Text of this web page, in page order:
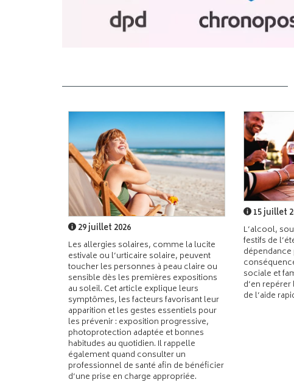
29 juillet 2026
Les allergies solaires, comme la lucite
estivale ou l’urticaire solaire, peuvent
toucher les personnes à peau claire ou
sensible dès les premières expositions
au soleil. Cet article explique leurs
symptômes, les facteurs favorisant leur
apparition et les gestes essentiels pour
les prévenir : exposition progressive,
photoprotection adaptée et bonnes
habitudes au quotidien. Il rappelle
également quand consulter un
professionnel de santé afin de bénéficier
d’une prise en charge appropriée.
15 juillet
L’alcool,
festifs de
sociale et
d’en
de l’aide